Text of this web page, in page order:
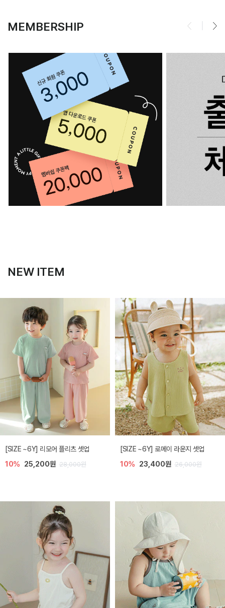
MEMBERSHIP
NEW ITEM
[SIZE ~6Y] 리모어 플리츠 셋업
10% 25,200원 28,000원
[SIZE ~6Y] 로메이 라운지 셋업
10% 23,400원 26,000원